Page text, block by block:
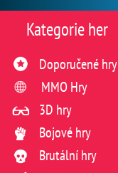
Kategorie her
Doporučené hry
MMO Hry
3D hry
Bojové hry
Brutální hry